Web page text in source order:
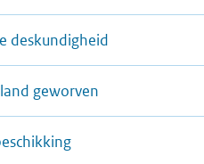
deskundigheid
geworven